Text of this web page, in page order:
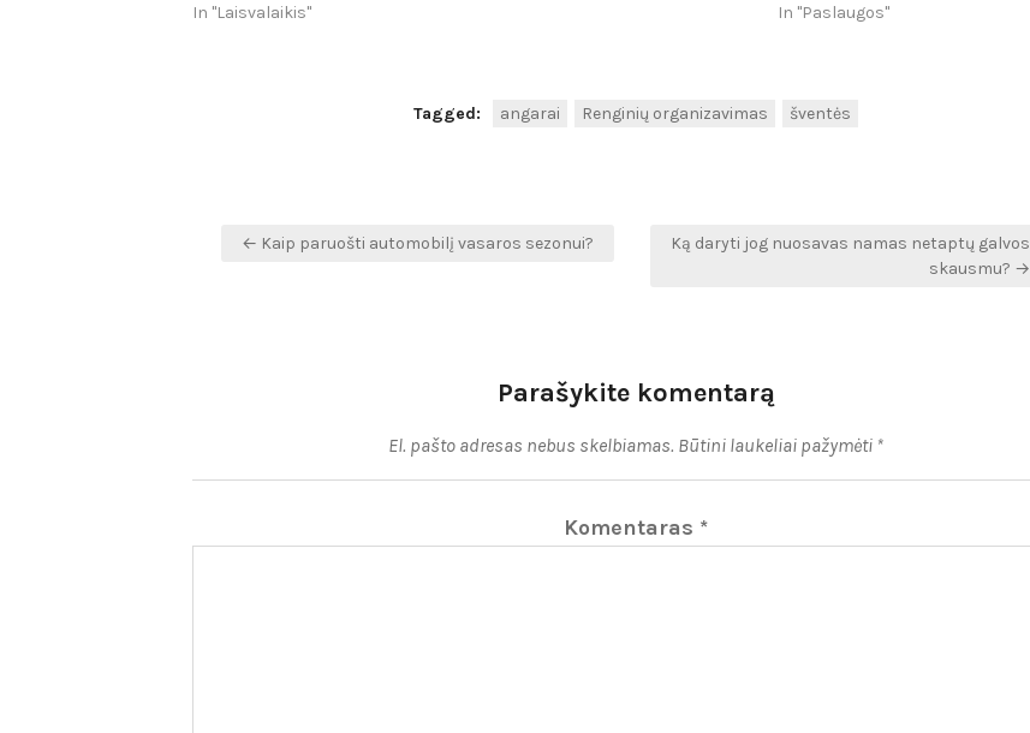
In "Laisvalaikis"
In "Paslaugos"
Tagged: angarai Renginių organizavimas šventės
Navigacija
← Kaip paruošti automobilį vasaros sezonui?
Ką daryti jog nuosavas namas netaptų galvos
skausmu? →
Parašykite komentarą
El. pašto adresas nebus skelbiamas. Būtini laukeliai pažymėti *
Komentaras *